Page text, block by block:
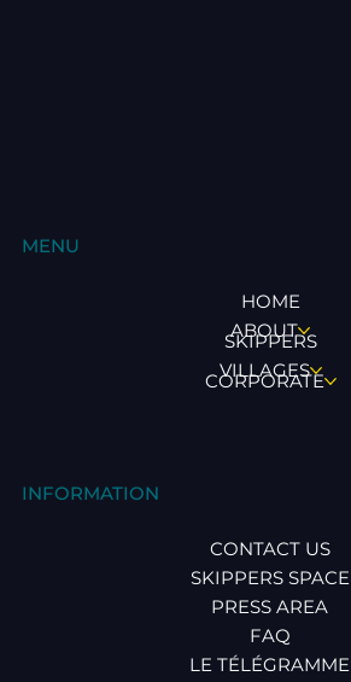
MENU
HOME
ABOUT
SKIPPERS
VILLAGES
CORPORATE
INFORMATION
CONTACT US
SKIPPERS SPACE
PRESS AREA
FAQ
LE TÉLÉGRAMME